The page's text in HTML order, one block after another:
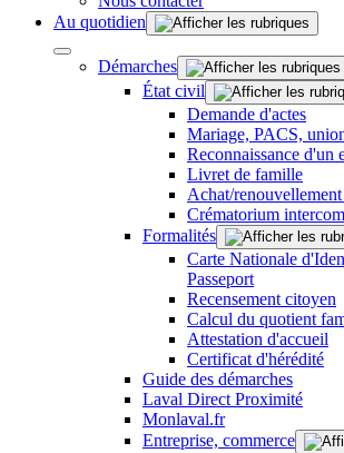
Au quotidien
Démarches
État civil
Demande d'actes
Mariage, PACS,
Reconnaissance d'un
Livret de famille
Achat/
Crématorium
Formalités
Carte Nationale
Passeport
Recensement citoyen
Calcul du quotient
Attestation d'accueil
Certificat d'hérédité
Guide des démarches
Laval Direct Proximité
Monlaval.fr
Entreprise, commerce